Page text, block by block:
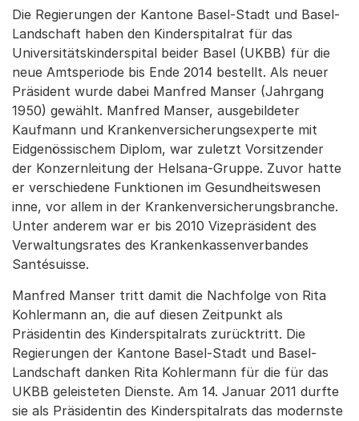
Die Regierungen der Kantone Basel-Stadt und Basel-
Landschaft haben den Kinderspitalrat für das
Universitätskinderspital beider Basel (UKBB) für die
neue Amtsperiode bis Ende 2014 bestellt. Als neuer
Präsident wurde dabei Manfred Manser (Jahrgang
1950) gewählt. Manfred Manser, ausgebildeter
Kaufmann und Krankenversicherungsexperte mit
Eidgenössischem Diplom, war zuletzt Vorsitzender
der Konzernleitung der Helsana-Gruppe. Zuvor hatte
er verschiedene Funktionen im Gesundheitswesen
inne, vor allem in der Krankenversicherungsbranche.
Unter anderem war er bis 2010 Vizepräsident des
Verwaltungsrates des Krankenkassenverbandes
Santésuisse.
Manfred Manser tritt damit die Nachfolge von Rita
Kohlermann an, die auf diesen Zeitpunkt als
Präsidentin des Kinderspitalrats zurücktritt. Die
Regierungen der Kantone Basel-Stadt und Basel-
Landschaft danken Rita Kohlermann für die für das
UKBB geleisteten Dienste. Am 14. Januar 2011 durfte
sie als Präsidentin des Kinderspitalrats das modernste